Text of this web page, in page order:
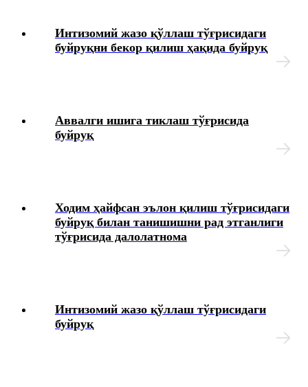
Интизомий жазо қўллаш тўғрисидаги
буйруқни бекор қилиш ҳақида буйруқ
Аввалги ишига тиклаш тўғрисида
буйруқ
Ходим ҳайфсан эълон қилиш тўғрисидаги
буйруқ билан танишишни рад этганлиги
тўғрисида далолатнома
Интизомий жазо қўллаш тўғрисидаги
буйруқ